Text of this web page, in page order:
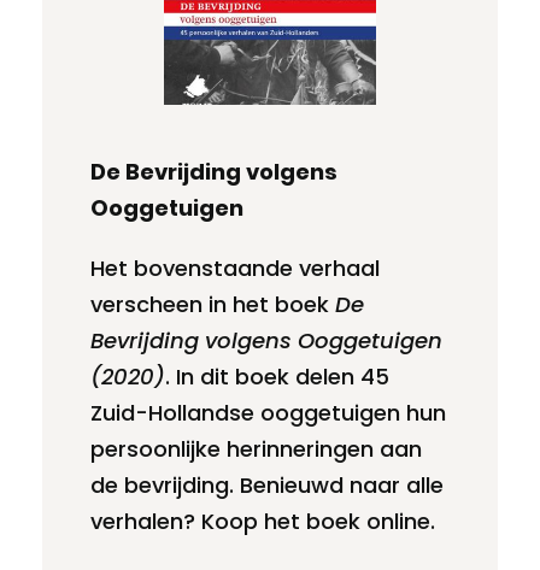
De Bevrijding volgens
Ooggetuigen
Het bovenstaande verhaal
verscheen in het boek De
Bevrijding volgens Ooggetuigen
(2020). In dit boek delen 45
Zuid-Hollandse ooggetuigen hun
persoonlijke herinneringen aan
de bevrijding. Benieuwd naar alle
verhalen? Koop het boek online.